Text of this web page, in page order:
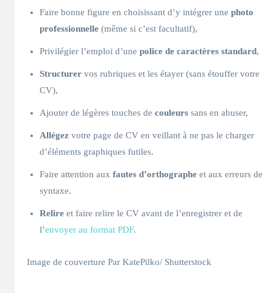
Faire bonne figure en choisissant d’y intégrer une photo
professionnelle (même si c’est facultatif),
Privilégier l’emploi d’une police de caractères standard,
Structurer vos rubriques et les étayer (sans étouffer votre
CV),
Ajouter de légères touches de couleurs sans en abuser,
Allégez votre page de CV en veillant à ne pas le charger
d’éléments graphiques futiles.
Faire attention aux fautes d’orthographe et aux erreurs de
syntaxe.
Relire et faire relire le CV avant de l’enregistrer et de
l’envoyer au format PDF.
Image de couverture Par KatePilko/ Shutterstock